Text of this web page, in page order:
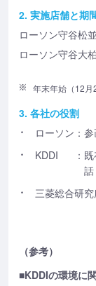
2. 実施店舗と期
ローソン守谷松
ローソン守谷大
年末年始（12月
3. 各社の役割
ローソン ：
KDDI
：
三菱総合研
（参考）
■KDDIの環境に